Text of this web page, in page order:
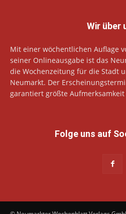
Wir über
Mit einer wöchentlichen Auflage
seiner Onlineausgabe ist das
die Wochenzeitung für die Stadt
Neumarkt. Der
garantiert größte
Folge uns auf